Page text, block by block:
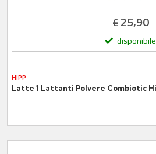
€25,90
disponibile
HIPP
Latte 1 Lattanti Polvere Combiotic